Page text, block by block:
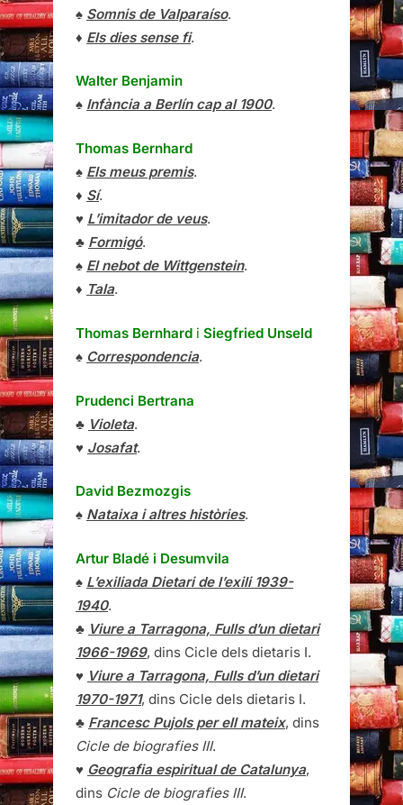
♠ Somnis de Valparaíso.
♦ Els dies sense fi.
Walter Benjamin
♠ Infància a Berlín cap al 1900.
Thomas Bernhard
♠ Els meus premis.
♦ Sí.
♥ L’imitador de veus.
♣ Formigó.
♠ El nebot de Wittgenstein.
♦ Tala.
Thomas Bernhard i Siegfried Unseld
♠ Correspondencia.
Prudenci Bertrana
♣ Violeta.
♥ Josafat.
David Bezmozgis
♠ Nataixa i altres històries.
Artur Bladé i Desumvila
♠ L’exiliada Dietari de l’exili 1939-
1940.
♣ Viure a Tarragona, Fulls d’un dietari
1966-1969, dins Cicle dels dietaris I.
♥ Viure a Tarragona, Fulls d’un dietari
1970-1971, dins Cicle dels dietaris I.
♣ Francesc Pujols per ell mateix, dins
Cicle de biografies III.
♥ Geografia espiritual de Catalunya,
dins Cicle de biografies III.